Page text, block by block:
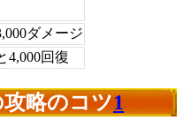
ダメージ
4,000回復
略のコツ1